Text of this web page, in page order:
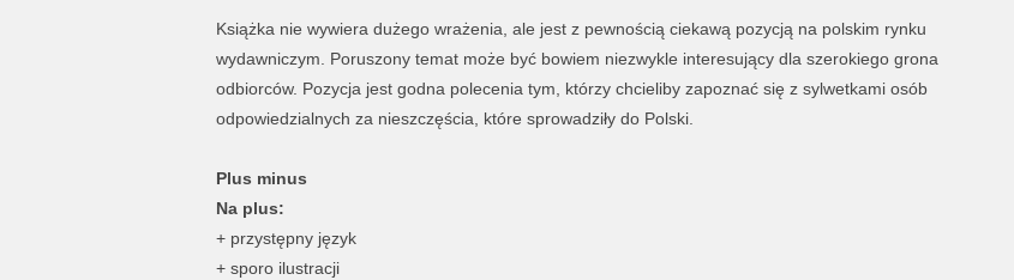
Książka nie wywiera dużego wrażenia, ale jest z pewnością ciekawą pozycją na polskim rynku
wydawniczym. Poruszony temat może być bowiem niezwykle interesujący dla szerokiego grona
odbiorców. Pozycja jest godna polecenia tym, którzy chcieliby zapoznać się z sylwetkami osób
odpowiedzialnych za nieszczęścia, które sprowadziły do Polski.
Plus minus
Na plus:
+ przystępny język
+ sporo ilustracji